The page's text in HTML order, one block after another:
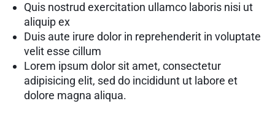
Quis nostrud exercitation ullamco laboris nisi ut
aliquip ex
Duis aute irure dolor in reprehenderit in voluptate
velit esse cillum
Lorem ipsum dolor sit amet, consectetur
adipisicing elit, sed do incididunt ut labore et
dolore magna aliqua.